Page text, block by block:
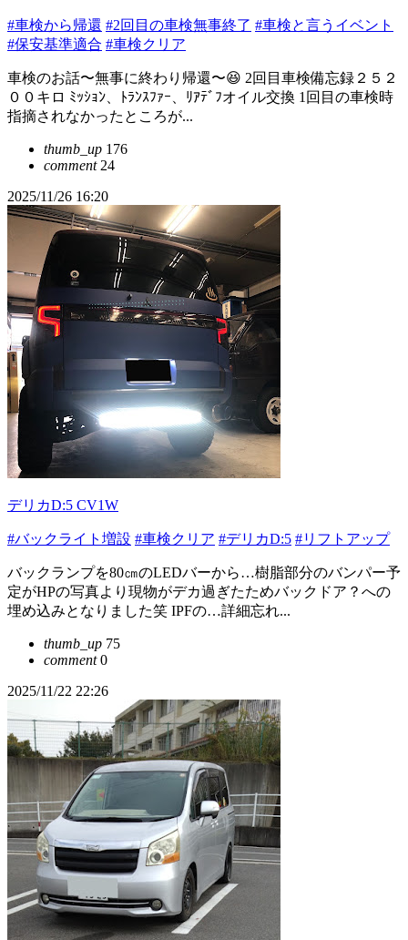
#車検から帰還 #2回目の車検無事終了 #車検と言うイベント
#保安基準適合 #車検クリア
車検のお話〜無事に終わり帰還〜😆 2回目車検備忘録２５２
００キロ ﾐｯｼｮﾝ、ﾄﾗﾝｽﾌｧｰ、ﾘｱﾃﾞﾌオイル交換 1回目の車検時
指摘されなかったところが...
thumb_up 176
comment24
2025/11/26 16:20
デリカD:5 CV1W
#バックライト増設 #車検クリア #デリカD:5 #リフトアップ
バックランプを80㎝のLEDバーから…樹脂部分のバンパー予
定がHPの写真より現物がデカ過ぎたためバックドア？への
埋め込みとなりました笑 IPFの…詳細忘れ...
thumb_up 75
comment0
2025/11/22 22:26